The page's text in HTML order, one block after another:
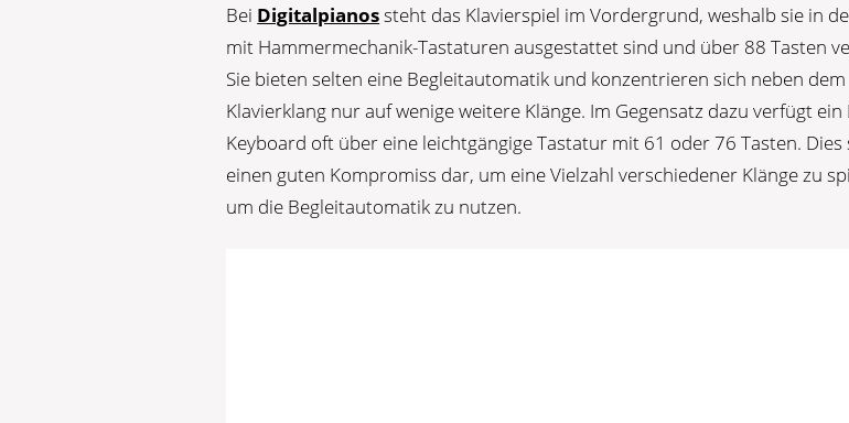
Bei Digitalpianossteht das Klavierspiel im Vordergrund, weshalb sie in
mit Hammermechanik-Tastaturen ausgestattet sind und über 88 Tasten
Sie bieten selten eine Begleitautomatik und konzentrieren sich neben dem
Klavierklang nur auf wenige weitere Klänge. Im Gegensatz dazu verfügt ein
Keyboard oft über eine leichtgängige Tastatur mit 61 oder 76 Tasten. Dies
einen guten Kompromiss dar, um eine Vielzahl verschiedener Klänge zu
um die Begleitautomatik zu nutzen.